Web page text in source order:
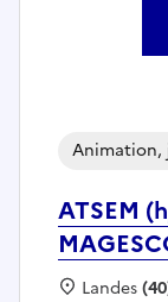
ATSEM
Animation,
Landes